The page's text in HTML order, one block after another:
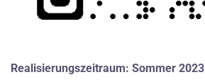
Realisierungszeitraum: Sommer 2023